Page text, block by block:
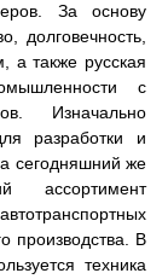
За основу
долговечность,
а также русская
с
Изначально
разработки и
сегодняшний же
ассортимент
производства. В
техника